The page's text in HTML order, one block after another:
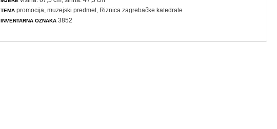
TEMA promocija ,muzejski predmet , Riznica zagrebačke katedrale
INVENTARNA OZNAKA 3852